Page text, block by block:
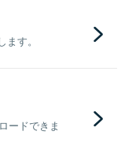
す。
ードできま